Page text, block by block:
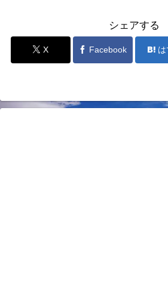
シェアする
X Facebook